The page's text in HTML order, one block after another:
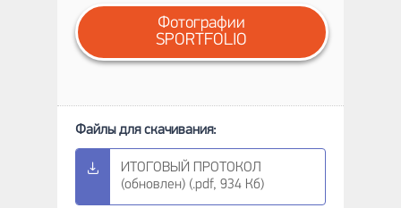
Фотографии
SPORTFOLIO
ИТОГОВЫЙ ПРОТОКОЛ
(обновлен) (.pdf, 934 Кб)